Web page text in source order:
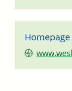
Homepage